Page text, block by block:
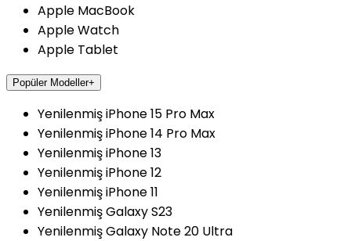
Apple MacBook
Apple Watch
Apple Tablet
Popüler Modeller+
Yenilenmiş iPhone 15 Pro Max
Yenilenmiş iPhone 14 Pro Max
Yenilenmiş iPhone 13
Yenilenmiş iPhone 12
Yenilenmiş iPhone 11
Yenilenmiş Galaxy S23
Yenilenmiş Galaxy Note 20 Ultra